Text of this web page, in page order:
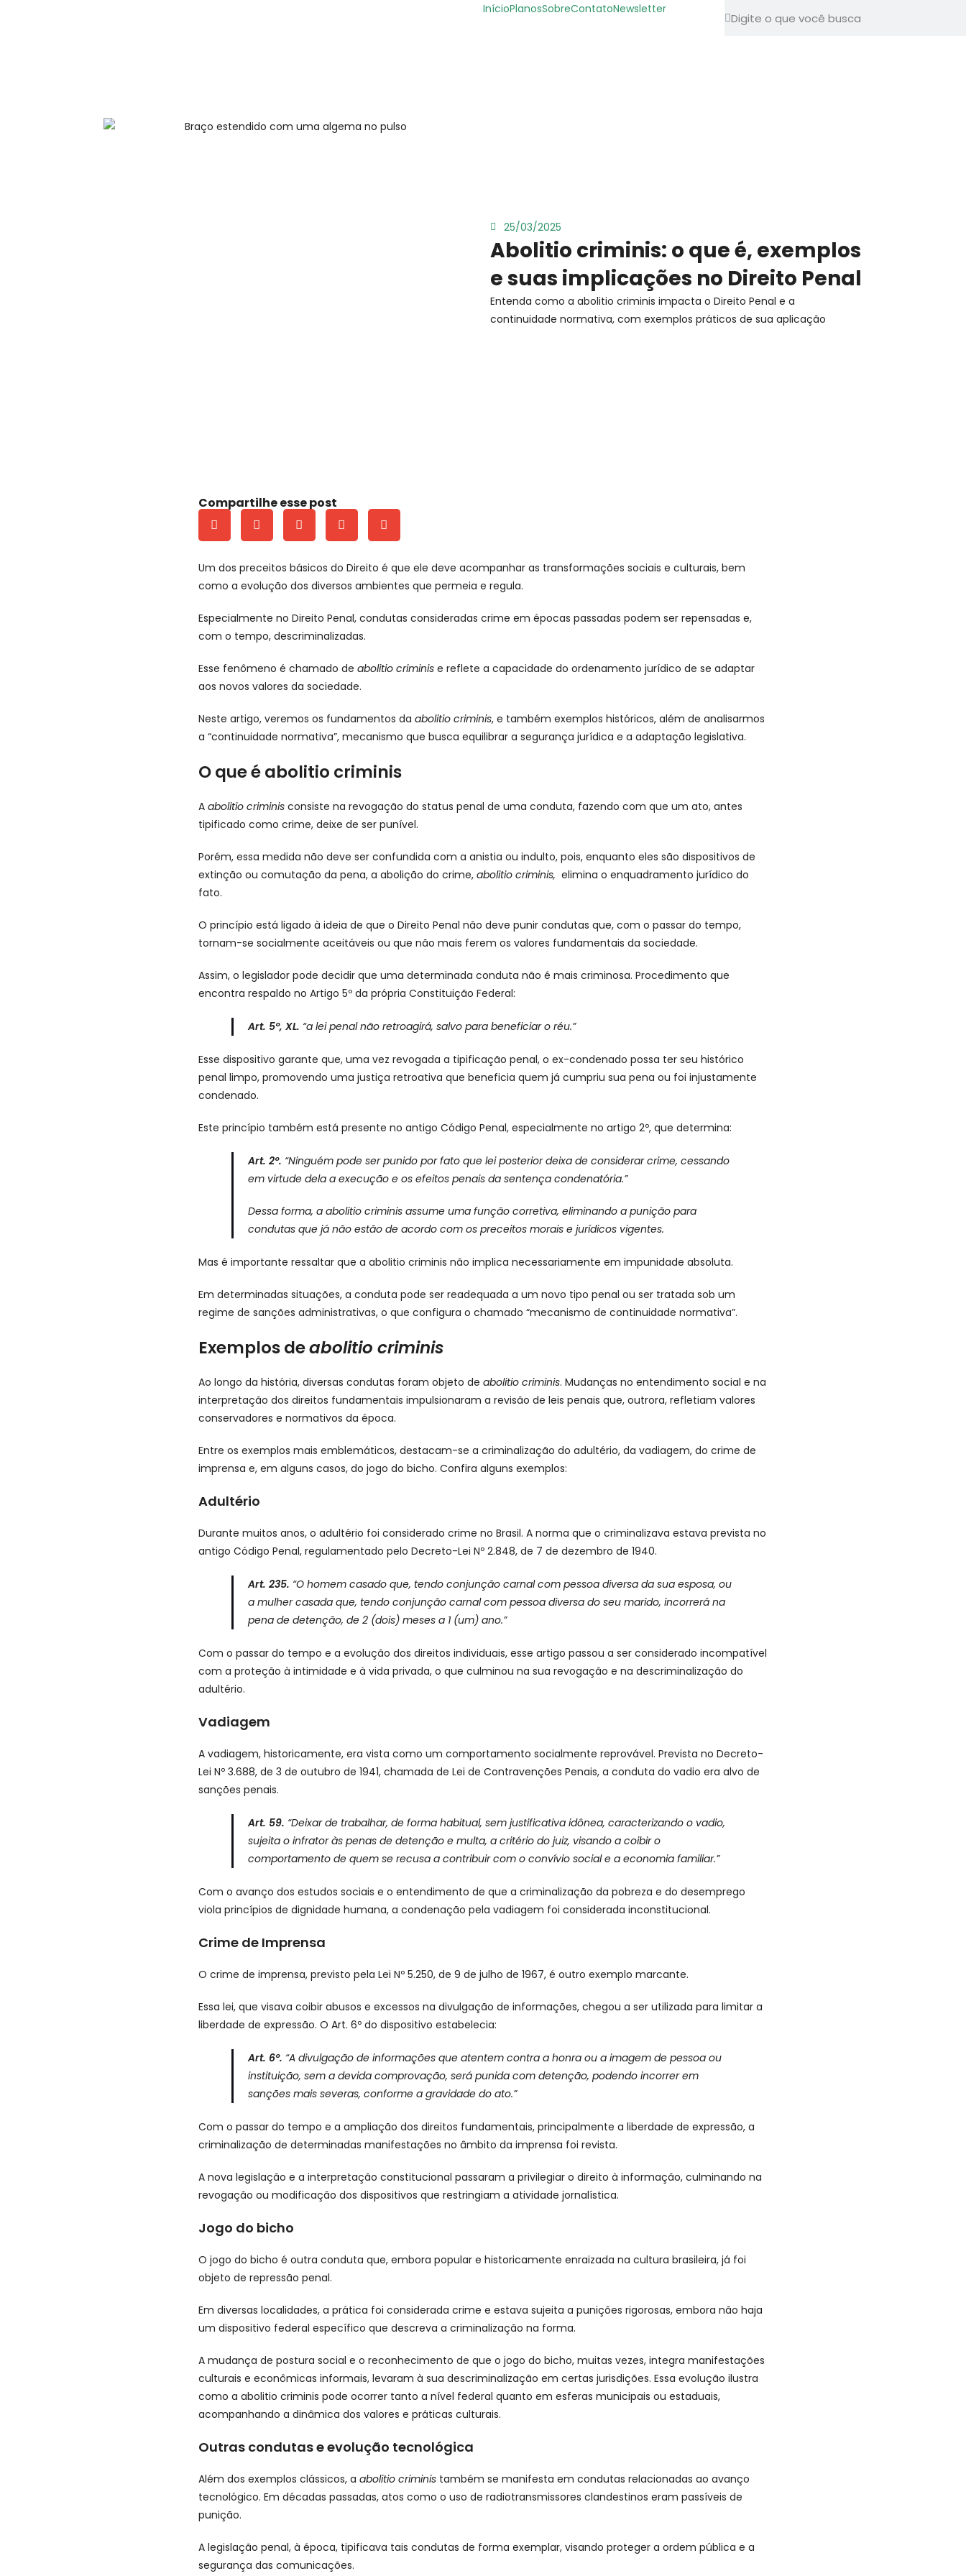
InícioPlanosSobreContatoNewsletter
25/03/2025
Abolitio criminis: o que é, exemplos
e suas implicações no Direito Penal
Entenda como a abolitio criminis impacta o Direito Penal e a
continuidade normativa, com exemplos práticos de sua aplicação
Compartilhe esse post
Um dos preceitos básicos do Direito é que ele deve acompanhar as transformações sociais e culturais, bem
como a evolução dos diversos ambientes que permeia e regula.
Especialmente no Direito Penal, condutas consideradas crime em épocas passadas podem ser repensadas e,
com o tempo, descriminalizadas.
Esse fenômeno é chamado de abolitio criminise reflete a capacidade do ordenamento jurídico de se adaptar
aos novos valores da sociedade.
Neste artigo, veremos os fundamentos da abolitio criminis, e também exemplos históricos, além de analisarmos
a “continuidade normativa”, mecanismo que busca equilibrar a segurança jurídica e a adaptação legislativa.
O que é abolitio criminis
A abolitio criminisconsiste na revogação do status penal de uma conduta, fazendo com que um ato, antes
tipificado como crime, deixe de ser punível.
Porém, essa medida não deve ser confundida com a anistia ou indulto, pois, enquanto eles são dispositivos de
extinção ou comutação da pena, a abolição do crime, abolitio criminis, elimina o enquadramento jurídico do
fato.
O princípio está ligado à ideia de que o Direito Penal não deve punir condutas que, com o passar do tempo,
tornam-se socialmente aceitáveis ou que não mais ferem os valores fundamentais da sociedade.
Assim, o legislador pode decidir que uma determinada conduta não é mais criminosa. Procedimento que
encontra respaldo no Artigo 5º da própria Constituição Federal:
Art. 5º, XL. “a lei penal não retroagirá, salvo para beneficiar o réu.”
Esse dispositivo garante que, uma vez revogada a tipificação penal, o ex-condenado possa ter seu histórico
penal limpo, promovendo uma justiça retroativa que beneficia quem já cumpriu sua pena ou foi injustamente
condenado.
Este princípio também está presente no antigo Código Penal, especialmente no artigo 2º, que determina:
Art. 2º. “Ninguém pode ser punido por fato que lei posterior deixa de considerar crime, cessando
em virtude dela a execução e os efeitos penais da sentença condenatória.”
Dessa forma, a abolitio criminis assume uma função corretiva, eliminando a punição para
condutas que já não estão de acordo com os preceitos morais e jurídicos vigentes.
Mas é importante ressaltar que a abolitio criminis não implica necessariamente em impunidade absoluta.
Em determinadas situações, a conduta pode ser readequada a um novo tipo penal ou ser tratada sob um
regime de sanções administrativas, o que configura o chamado “mecanismo de continuidade normativa”.
Exemplos deabolitio criminis
Ao longo da história, diversas condutas foram objeto de abolitio criminis. Mudanças no entendimento social e na
interpretação dos direitos fundamentais impulsionaram a revisão de leis penais que, outrora, refletiam valores
conservadores e normativos da época.
Entre os exemplos mais emblemáticos, destacam-se a criminalização do adultério, da vadiagem, do crime de
imprensa e, em alguns casos, do jogo do bicho. Confira alguns exemplos:
Adultério
Durante muitos anos, o adultério foi considerado crime no Brasil. A norma que o criminalizava estava prevista no
antigo Código Penal, regulamentado pelo Decreto-Lei Nº 2.848, de 7 de dezembro de 1940.
Art. 235. “O homem casado que, tendo conjunção carnal com pessoa diversa da sua esposa, ou
a mulher casada que, tendo conjunção carnal com pessoa diversa do seu marido, incorrerá na
pena de detenção, de 2 (dois) meses a 1 (um) ano.”
Com o passar do tempo e a evolução dos direitos individuais, esse artigo passou a ser considerado incompatível
com a proteção à intimidade e à vida privada, o que culminou na sua revogação e na descriminalização do
adultério.
Vadiagem
A vadiagem, historicamente, era vista como um comportamento socialmente reprovável. Prevista no Decreto-
Lei Nº 3.688, de 3 de outubro de 1941, chamada de Lei de Contravenções Penais, a conduta do vadio era alvo de
sanções penais.
Art. 59. “Deixar de trabalhar, de forma habitual, sem justificativa idônea, caracterizando o vadio,
sujeita o infrator às penas de detenção e multa, a critério do juiz, visando a coibir o
comportamento de quem se recusa a contribuir com o convívio social e a economia familiar.”
Com o avanço dos estudos sociais e o entendimento de que a criminalização da pobreza e do desemprego
viola princípios de dignidade humana, a condenação pela vadiagem foi considerada inconstitucional.
Crime de Imprensa
O crime de imprensa, previsto pela Lei Nº 5.250, de 9 de julho de 1967, é outro exemplo marcante.
Essa lei, que visava coibir abusos e excessos na divulgação de informações, chegou a ser utilizada para limitar a
liberdade de expressão. O Art. 6º do dispositivo estabelecia:
Art. 6º. “A divulgação de informações que atentem contra a honra ou a imagem de pessoa ou
instituição, sem a devida comprovação, será punida com detenção, podendo incorrer em
sanções mais severas, conforme a gravidade do ato.”
Com o passar do tempo e a ampliação dos direitos fundamentais, principalmente a liberdade de expressão, a
criminalização de determinadas manifestações no âmbito da imprensa foi revista.
A nova legislação e a interpretação constitucional passaram a privilegiar o direito à informação, culminando na
revogação ou modificação dos dispositivos que restringiam a atividade jornalística.
Jogo do bicho
O jogo do bicho é outra conduta que, embora popular e historicamente enraizada na cultura brasileira, já foi
objeto de repressão penal.
Em diversas localidades, a prática foi considerada crime e estava sujeita a punições rigorosas, embora não haja
um dispositivo federal específico que descreva a criminalização na forma.
A mudança de postura social e o reconhecimento de que o jogo do bicho, muitas vezes, integra manifestações
culturais e econômicas informais, levaram à sua descriminalização em certas jurisdições. Essa evolução ilustra
como a abolitio criminis pode ocorrer tanto a nível federal quanto em esferas municipais ou estaduais,
acompanhando a dinâmica dos valores e práticas culturais.
Outras condutas e evolução tecnológica
Além dos exemplos clássicos, a abolitio criministambém se manifesta em condutas relacionadas ao avanço
tecnológico. Em décadas passadas, atos como o uso de radiotransmissores clandestinos eram passíveis de
punição.
A legislação penal, à época, tipificava tais condutas de forma exemplar, visando proteger a ordem pública e a
segurança das comunicações.